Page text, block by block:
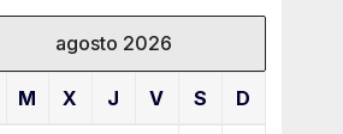
agosto 2026
M X J V S D